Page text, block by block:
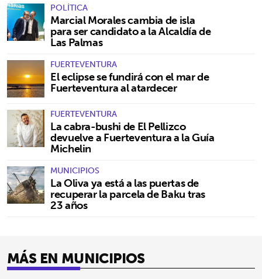
POLÍTICA
Marcial Morales cambia de isla
para ser candidato a la Alcaldía de
Las Palmas
FUERTEVENTURA
El eclipse se fundirá con el mar de
Fuerteventura al atardecer
FUERTEVENTURA
La cabra-bushi de El Pellizco
devuelve a Fuerteventura a la Guía
Michelin
MUNICIPIOS
La Oliva ya está a las puertas de
recuperar la parcela de Baku tras
23 años
MÁS EN MUNICIPIOS